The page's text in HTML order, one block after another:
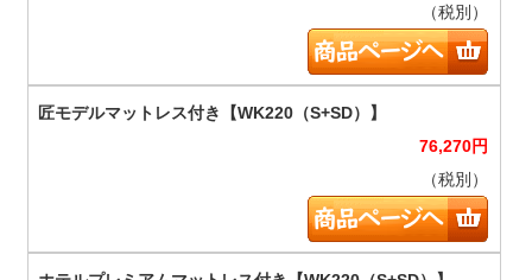
（税別）
76,270円
（税別）